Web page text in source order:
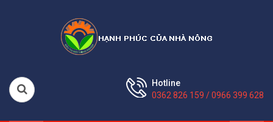
Hotline
0362 826 159 / 0966 399 628